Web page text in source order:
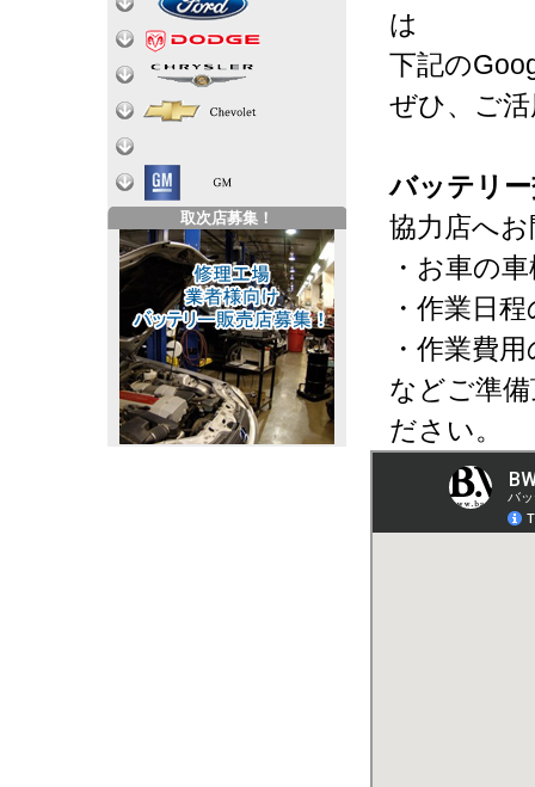
は
下記の
ぜひ、ご
バッテリ
協力店へ
・お車の
・作業日
・作業費
などご準
ださい。
取次店募集！